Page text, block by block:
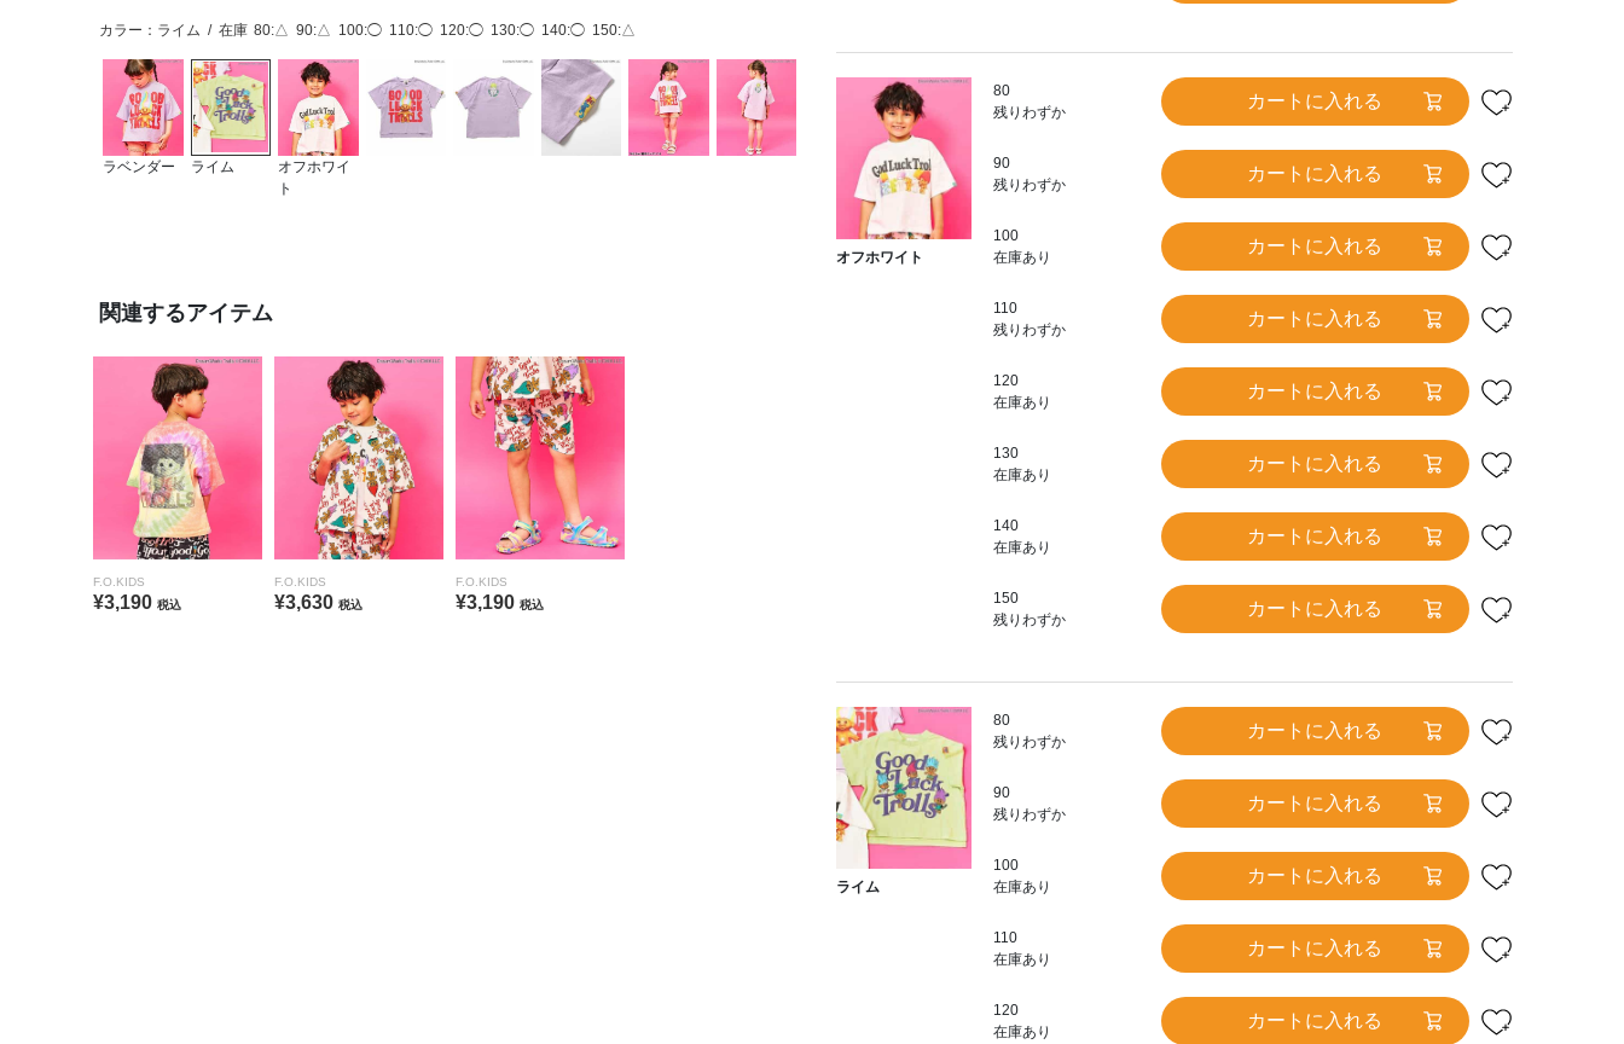
カラー：ライム / 在庫 80:△ 90:△ 100:◯ 110:◯ 120:◯ 130:◯ 140:◯ 150:△
ラベンダー ライム
オフホワイ
ト
関連するアイテム
F.O.KIDS
¥3,190 税込
F.O.KIDS
¥3,630 税込
F.O.KIDS
¥3,190 税込
オフホワイト
80
残りわずか
カートに入れる
90
残りわずか
カートに入れる
100
在庫あり
カートに入れる
110
残りわずか
カートに入れる
120
在庫あり
カートに入れる
130
在庫あり
カートに入れる
140
在庫あり
カートに入れる
150
残りわずか
カートに入れる
ライム
80
残りわずか
カートに入れる
90
残りわずか
カートに入れる
100
在庫あり
カートに入れる
110
在庫あり
カートに入れる
120
在庫あり
カートに入れる